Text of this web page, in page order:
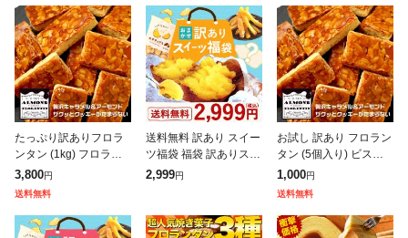
たっぷり訳ありフロラ
ンタン (1kg) フロラン
タン 訳あり ポイント消
化 訳ありおやつ 送料無
大容量
3,800円
送料無料
送料無料 訳あり スイー
ツ福袋 福袋 訳ありスイ
ーツ 訳アリ食品 訳あり
とめ買い
2,999円
お試し 訳あり フロラン
タン (5個入り) ビスケ
ット 焼き菓子 訳ありお
やつ 焼き菓子 おやつ 1
ツ
1,000円
送料無料